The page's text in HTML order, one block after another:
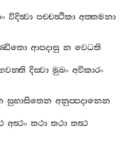
විදිත්‍වා පච‍්චත්‍ථිකා අත‍්තමනා
ආපදාසු න වෙධති
දිස‍්වා මුඛං අවිකාරං
සුභාසිතෙන අනුප‍්පදානෙන
අත්‍ථං තථා තථා තත්‍ථ